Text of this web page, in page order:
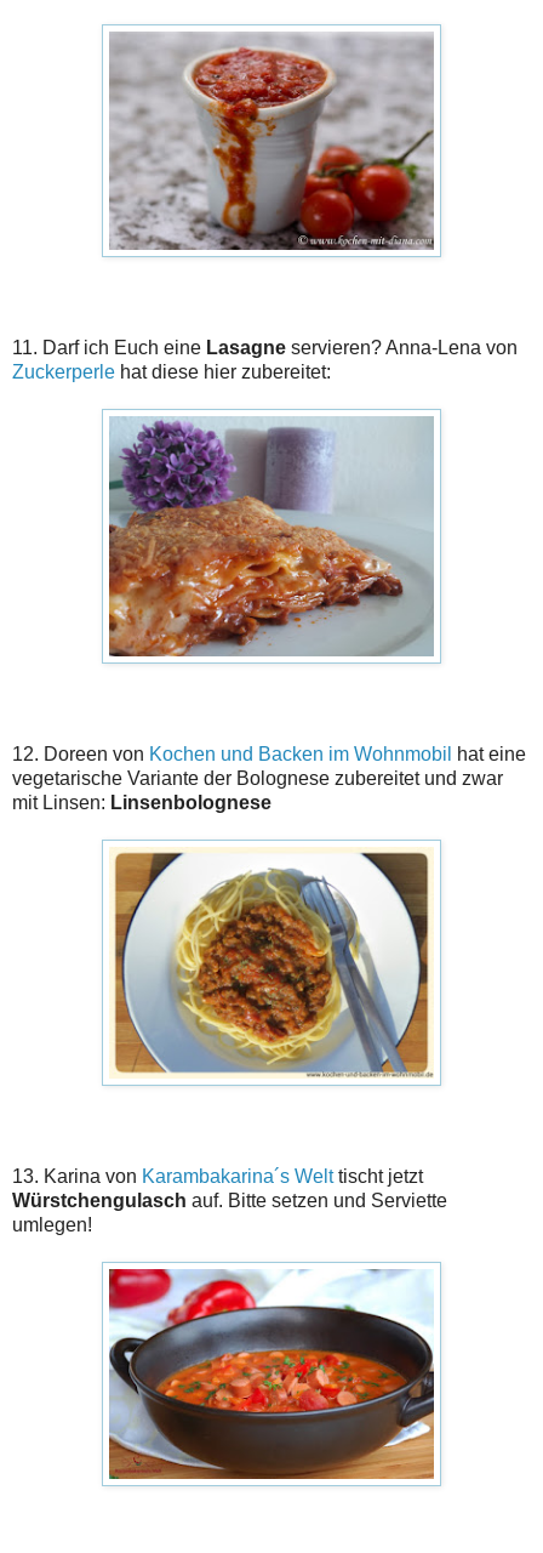
11. Darf ich Euch eine Lasagne servieren? Anna-Lena von
Zuckerperle hat diese hier zubereitet:
12. Doreen von Kochen und Backen im Wohnmobil
hat eine
vegetarische Variante der Bolognese zubereitet und zwar
mit Linsen: Linsenbolognese
13. Karina von Karambakarina´s Welttischt jetzt
Würstchengulasch auf. Bitte setzen und Serviette
umlegen!